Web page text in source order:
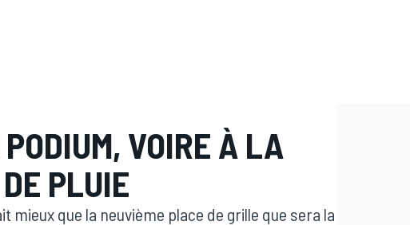
VOIRE À LA
PLUIE
mieux que la neuvième place de grille que sera la